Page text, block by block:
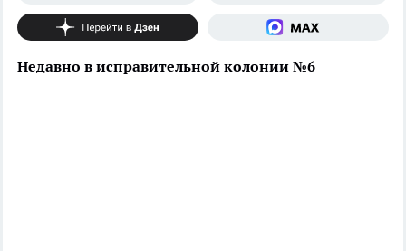
Недавно в исправительной колонии №6